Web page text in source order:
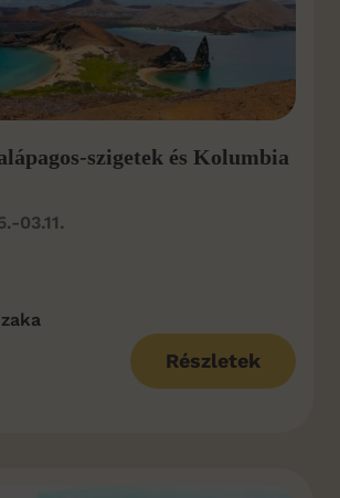
szigetek és Kolumbia
03.11.
Részletek